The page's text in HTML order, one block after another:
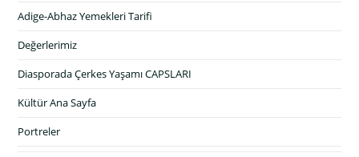
Adige-Abhaz Yemekleri Tarifi
Değerlerimiz
Diasporada Çerkes Yaşamı CAPSLARI
Kültür Ana Sayfa
Portreler